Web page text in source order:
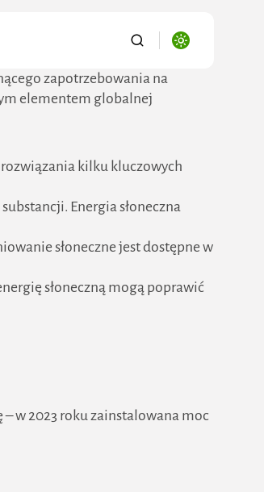
zapotrzebowania na
elementem globalnej
kilku kluczowych
Energia słoneczna
słoneczne jest dostępne w
słoneczną mogą poprawić
w 2023 roku zainstalowana moc